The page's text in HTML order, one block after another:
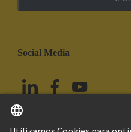
Social Media